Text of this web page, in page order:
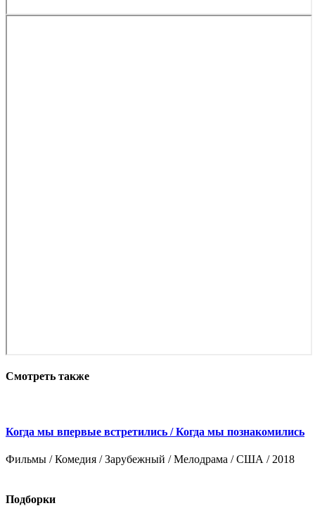
Смотреть также
Когда мы впервые встретились / Когда мы познакомились
Фильмы / Комедия / Зарубежный / Мелодрама / США / 2018
Подборки